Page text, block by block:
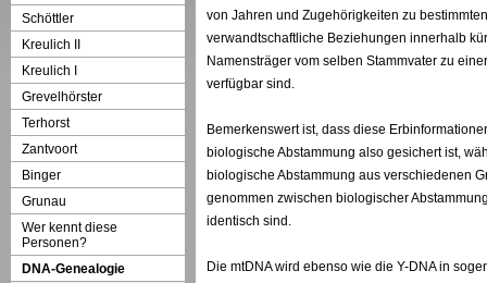
Schöttler
Kreulich II
Kreulich I
Grevelhörster
Terhorst
Zantvoort
Binger
Grunau
Wer kennt diese
Personen?
DNA-Genealogie
von Jahren und Zugehörigkeiten zu
verwandtschaftliche Beziehungen innerhalb
Namensträger vom selben Stammvater zu
verfügbar sind.
Bemerkenswert ist, dass diese
biologische Abstammung also gesichert ist,
biologische Abstammung aus verschiedenen
genommen zwischen biologischer
identisch sind.
Die mtDNA wird ebenso wie die Y-DNA in